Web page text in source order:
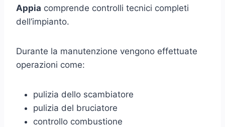
Appia comprende controlli tecnici completi
dell’impianto.
Durante la manutenzione vengono effettuate
operazioni come:
pulizia dello scambiatore
pulizia del bruciatore
controllo combustione